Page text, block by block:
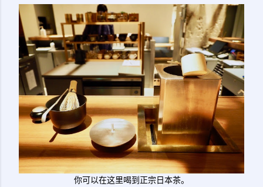
你可以在这里喝到正宗日本茶。